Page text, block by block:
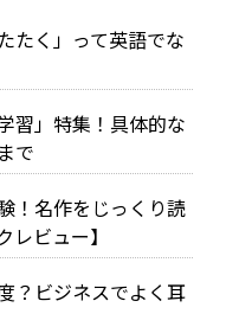
たく」って英語でな
習」特集！具体的な
で
！名作をじっくり読
ビュー】
？ビジネスでよく耳